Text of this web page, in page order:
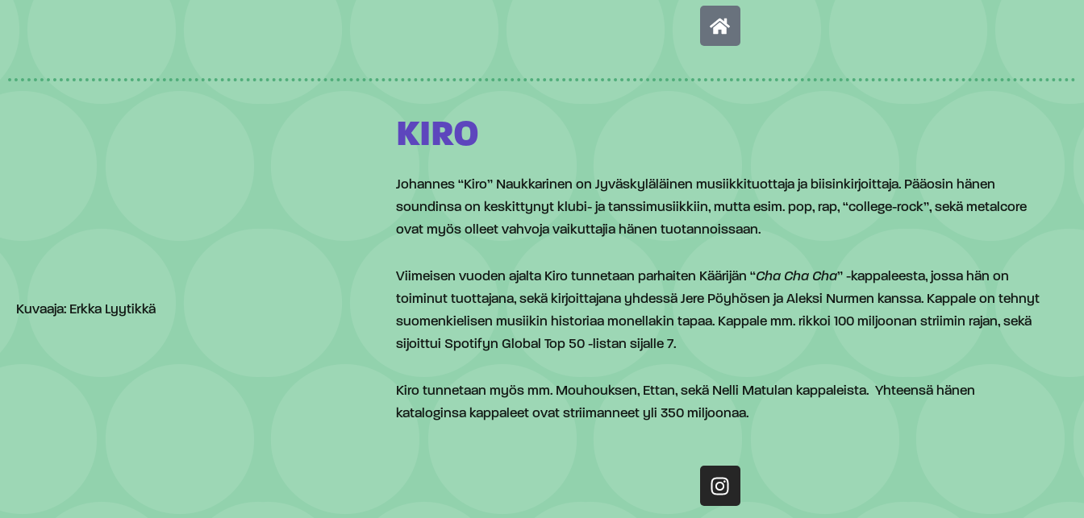
Kuvaaja: Erkka Lyytikkä
KIRO
Johannes “Kiro” Naukkarinen on Jyväskyläläinen musiikkituottaja ja biisinkirjoittaja. Pääosin hänen
soundinsa on keskittynyt klubi- ja tanssimusiikkiin, mutta esim. pop, rap, “college-rock”, sekä metalcore
ovat myös olleet vahvoja vaikuttajia hänen tuotannoissaan.
Viimeisen vuoden ajalta Kiro tunnetaan parhaiten Käärijän “Cha Cha Cha” -kappaleesta, jossa hän on
toiminut tuottajana, sekä kirjoittajana yhdessä Jere Pöyhösen ja Aleksi Nurmen kanssa. Kappale on tehnyt
suomenkielisen musiikin historiaa monellakin tapaa. Kappale mm. rikkoi 100 miljoonan striimin rajan, sekä
sijoittui Spotifyn Global Top 50 -listan sijalle 7.
Kiro tunnetaan myös mm. Mouhouksen, Ettan, sekä Nelli Matulan kappaleista. Yhteensä hänen
kataloginsa kappaleet ovat striimanneet yli 350 miljoonaa.